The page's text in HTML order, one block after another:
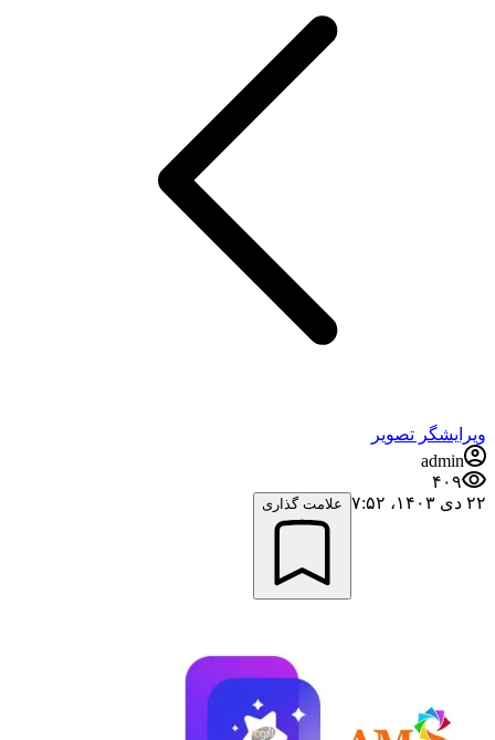
ویرایشگر تصویر
admin
۴۰۹
۲۲ دی ۱۴۰۳،‏ ۷:۵۲
علامت گذاری